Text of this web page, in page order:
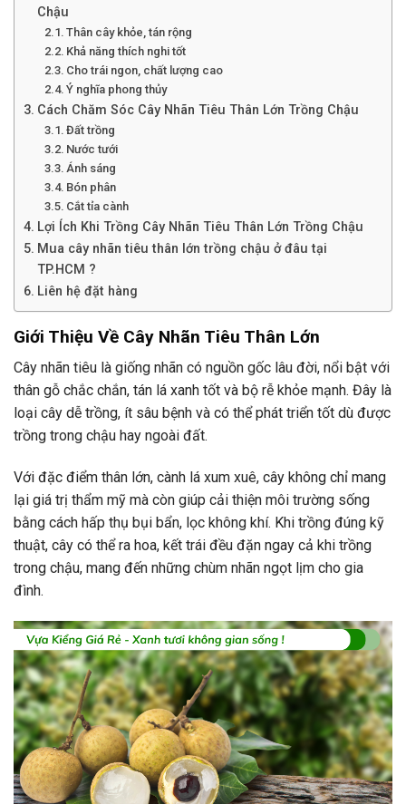
Chậu
Thân cây khỏe, tán rộng
Khả năng thích nghi tốt
Cho trái ngon, chất lượng cao
Ý nghĩa phong thủy
Cách Chăm Sóc Cây Nhãn Tiêu Thân Lớn Trồng Chậu
Đất trồng
Nước tưới
Ánh sáng
Bón phân
Cắt tỉa cành
Lợi Ích Khi Trồng Cây Nhãn Tiêu Thân Lớn Trồng Chậu
Mua cây nhãn tiêu thân lớn trồng chậu ở đâu tại
TP.HCM ?
Liên hệ đặt hàng
Giới Thiệu Về Cây Nhãn Tiêu Thân Lớn
Cây nhãn tiêu là giống nhãn có nguồn gốc lâu đời, nổi bật với
thân gỗ chắc chắn, tán lá xanh tốt và bộ rễ khỏe mạnh. Đây là
loại cây dễ trồng, ít sâu bệnh và có thể phát triển tốt dù được
trồng trong chậu hay ngoài đất.
Với đặc điểm thân lớn, cành lá xum xuê, cây không chỉ mang
lại giá trị thẩm mỹ mà còn giúp cải thiện môi trường sống
bằng cách hấp thụ bụi bẩn, lọc không khí. Khi trồng đúng kỹ
thuật, cây có thể ra hoa, kết trái đều đặn ngay cả khi trồng
trong chậu, mang đến những chùm nhãn ngọt lịm cho gia
đình.